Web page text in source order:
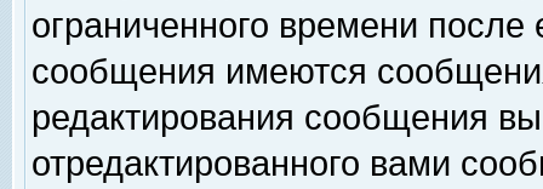
ограниченного времени
сообщения имеются
редактирования сообщения
отредактированного вами